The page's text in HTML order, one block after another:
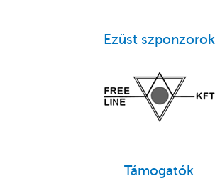
Ezüst szponzorok
Támogatók